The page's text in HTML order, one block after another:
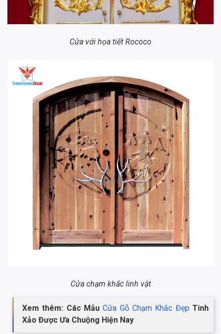
Cửa với họa tiết Rococo
Cửa chạm khắc linh vật
Xem thêm: Các MẫuCửa Gỗ Chạm Khắc Đẹp Tinh
Xảo Được Ưa Chuộng Hiện Nay